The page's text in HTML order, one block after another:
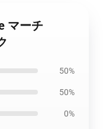
マーチ
50%
50%
0%